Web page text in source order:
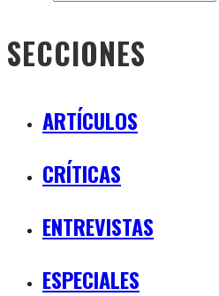
SECCIONES
ARTÍCULOS
CRÍTICAS
ENTREVISTAS
ESPECIALES